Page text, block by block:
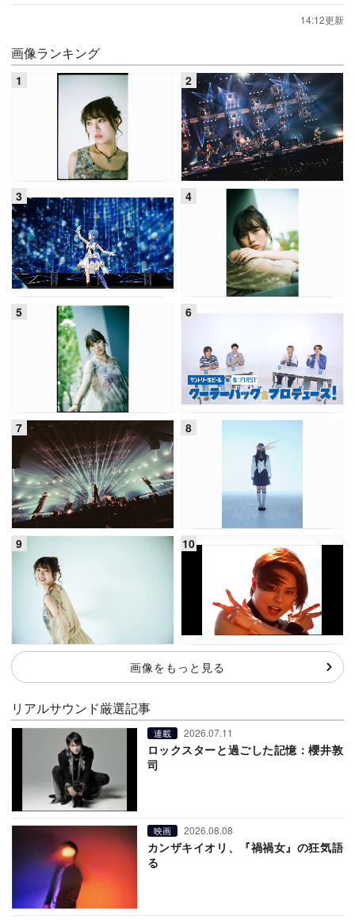
14:12更新
画像ランキング
画像をもっと見る
リアルサウンド厳選記事
連載 2026.07.11
ロックスターと過ごした記憶：櫻井敦
司
映画 2026.08.08
カンザキイオリ、『禍禍女』の狂気語
る